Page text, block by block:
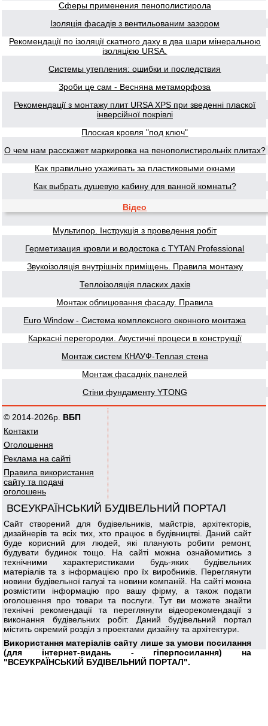
Сферы применения пенополистирола
Ізоляція фасадів з вентильованим зазором
Рекомендації по ізоляції скатного даху в два шари мінеральною
ізоляцією URSA.
Системы утепления: ошибки и последствия
Зроби це сам - Весняна метаморфоза
Рекомендації з монтажу плит URSA XPS при зведенні пласкої
інверсійної покрівлі
Плоская кровля "под ключ"
О чем нам расскажет маркировка на пенополистирольніх плитах?
Как правильно ухаживать за пластиковыми окнами
Как выбрать душевую кабину для ванной комнаты?
Відео
Мультипор. Інструкція з проведення робіт
Герметизация кровли и водостока с TYTAN Professional
Звукоізоляція внутрішніх приміщень. Правила монтажу
Теплоізоляція пласких дахів
Монтаж облицювання фасаду. Правила
Euro Window - Система комплексного оконного монтажа
Каркасні перегородки. Акустичні процеси в конструкції
Монтаж систем КНАУФ-Теплая стена
Монтаж фасадніх панелей
Стіни фундаменту YTONG
© 2014-2026р. ВБП
Контакти
Оголошення
Реклама на сайті
Правила використання
сайту та подачі
оголошень
ВСЕУКРАЇНСЬКИЙ БУДІВЕЛЬНИЙ ПОРТАЛ
Сайт створений для будівельників, майстрів, архітекторів,
дизайнерів та всіх тих, хто працює в будівництві. Даний сайт
буде корисний для людей, які планують робити ремонт,
будувати будинок тощо. На сайті можна ознайомитись з
технічними характеристиками будь-яких будівельних
матеріалів та з інформацією про їх виробників. Переглянути
новини будівельної галузі та новини компаній. На сайті можна
розмістити інформацію про вашу фірму, а також подати
оголошення про товари та послуги. Тут ви можете знайти
технічні рекомендації та переглянути відеорекомендації з
виконання будівельних робіт. Даний будівельний портал
містить окремий розділ з проектами дизайну та архітектури.
Використання матеріалів сайту лише за умови посилання
(для інтернет-видань - гіперпосилання) на
"ВСЕУКРАЇНСЬКИЙ БУДІВЕЛЬНИЙ ПОРТАЛ".